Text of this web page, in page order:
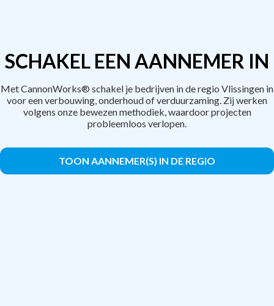
SCHAKEL EEN AANNEMER IN
Met CannonWorks® schakel je bedrijven in de regio Vlissingen in
voor een verbouwing, onderhoud of verduurzaming. Zij werken
volgens onze bewezen methodiek, waardoor projecten
probleemloos verlopen.
TOON AANNEMER(S) IN DE REGIO